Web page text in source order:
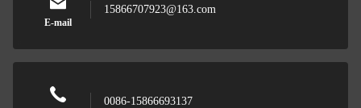
E-mail
15866707923@163.com
0086-15866693137